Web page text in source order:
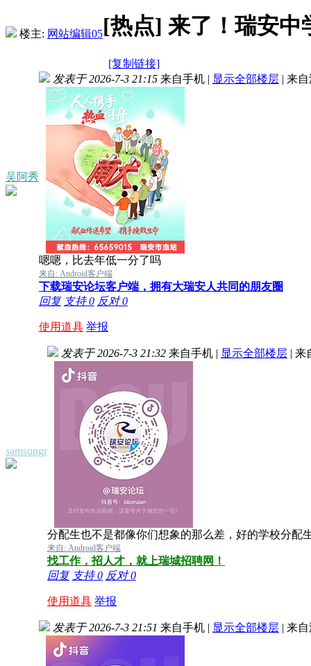
楼主: 网站编辑05[热点] 来了！瑞安中
[复制链接]
吴阿秀
发表于 2026-7-3 21:15 来自手机 | 显示全部楼层 | 来
嗯嗯，比去年低一分了吗
来自: Android客户端
下载瑞安论坛客户端，拥有大瑞安人共同的朋友圈
回复 支持0 反对0
使用道具 举报
samsungr
发表于 2026-7-3 21:32 来自手机 | 显示全部楼层 | 来
分配生也不是都像你们想象的那么差，好的学校分配
来自: Android客户端
找工作，招人才，就上瑞城招聘网！
回复 支持0 反对0
使用道具 举报
发表于 2026-7-3 21:51 来自手机 | 显示全部楼层 | 来